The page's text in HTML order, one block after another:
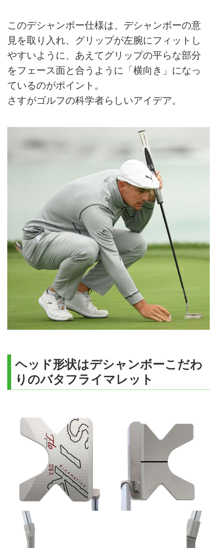
このデシャンボー仕様は、デシャンボーの意
見を取り入れ、グリップが左腕にフィットし
やすいように、あえてグリップの平らな部分
をフェース面と合うように「横向き」になっ
ているのがポイント。
さすがゴルフの科学者らしいアイデア。
ヘッド形状はデシャンボーこだわ
りのバタフライマレット